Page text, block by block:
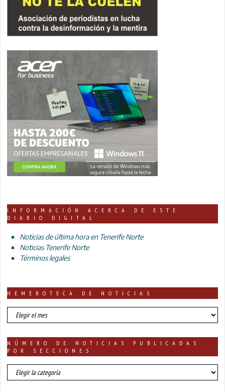
INFORMACIÓN ACERCA DE ESTE
DIARIO DIGITAL
Noticias de última hora en Tenerife Norte
Noticias Tenerife Norte
Términos legales
HEMEROTECA DE NOTICIAS
HEMEROTECA
DE
NÚMERO DE NOTICIAS PUBLICADAS
POR SECCIONES
número
de